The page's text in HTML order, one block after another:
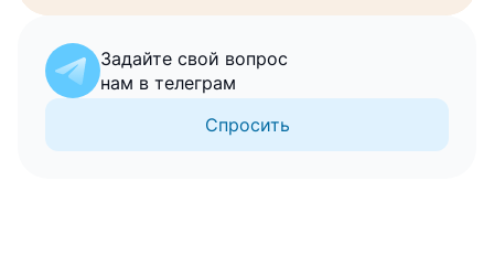
Задайте свой вопрос
нам в телеграм
Спросить